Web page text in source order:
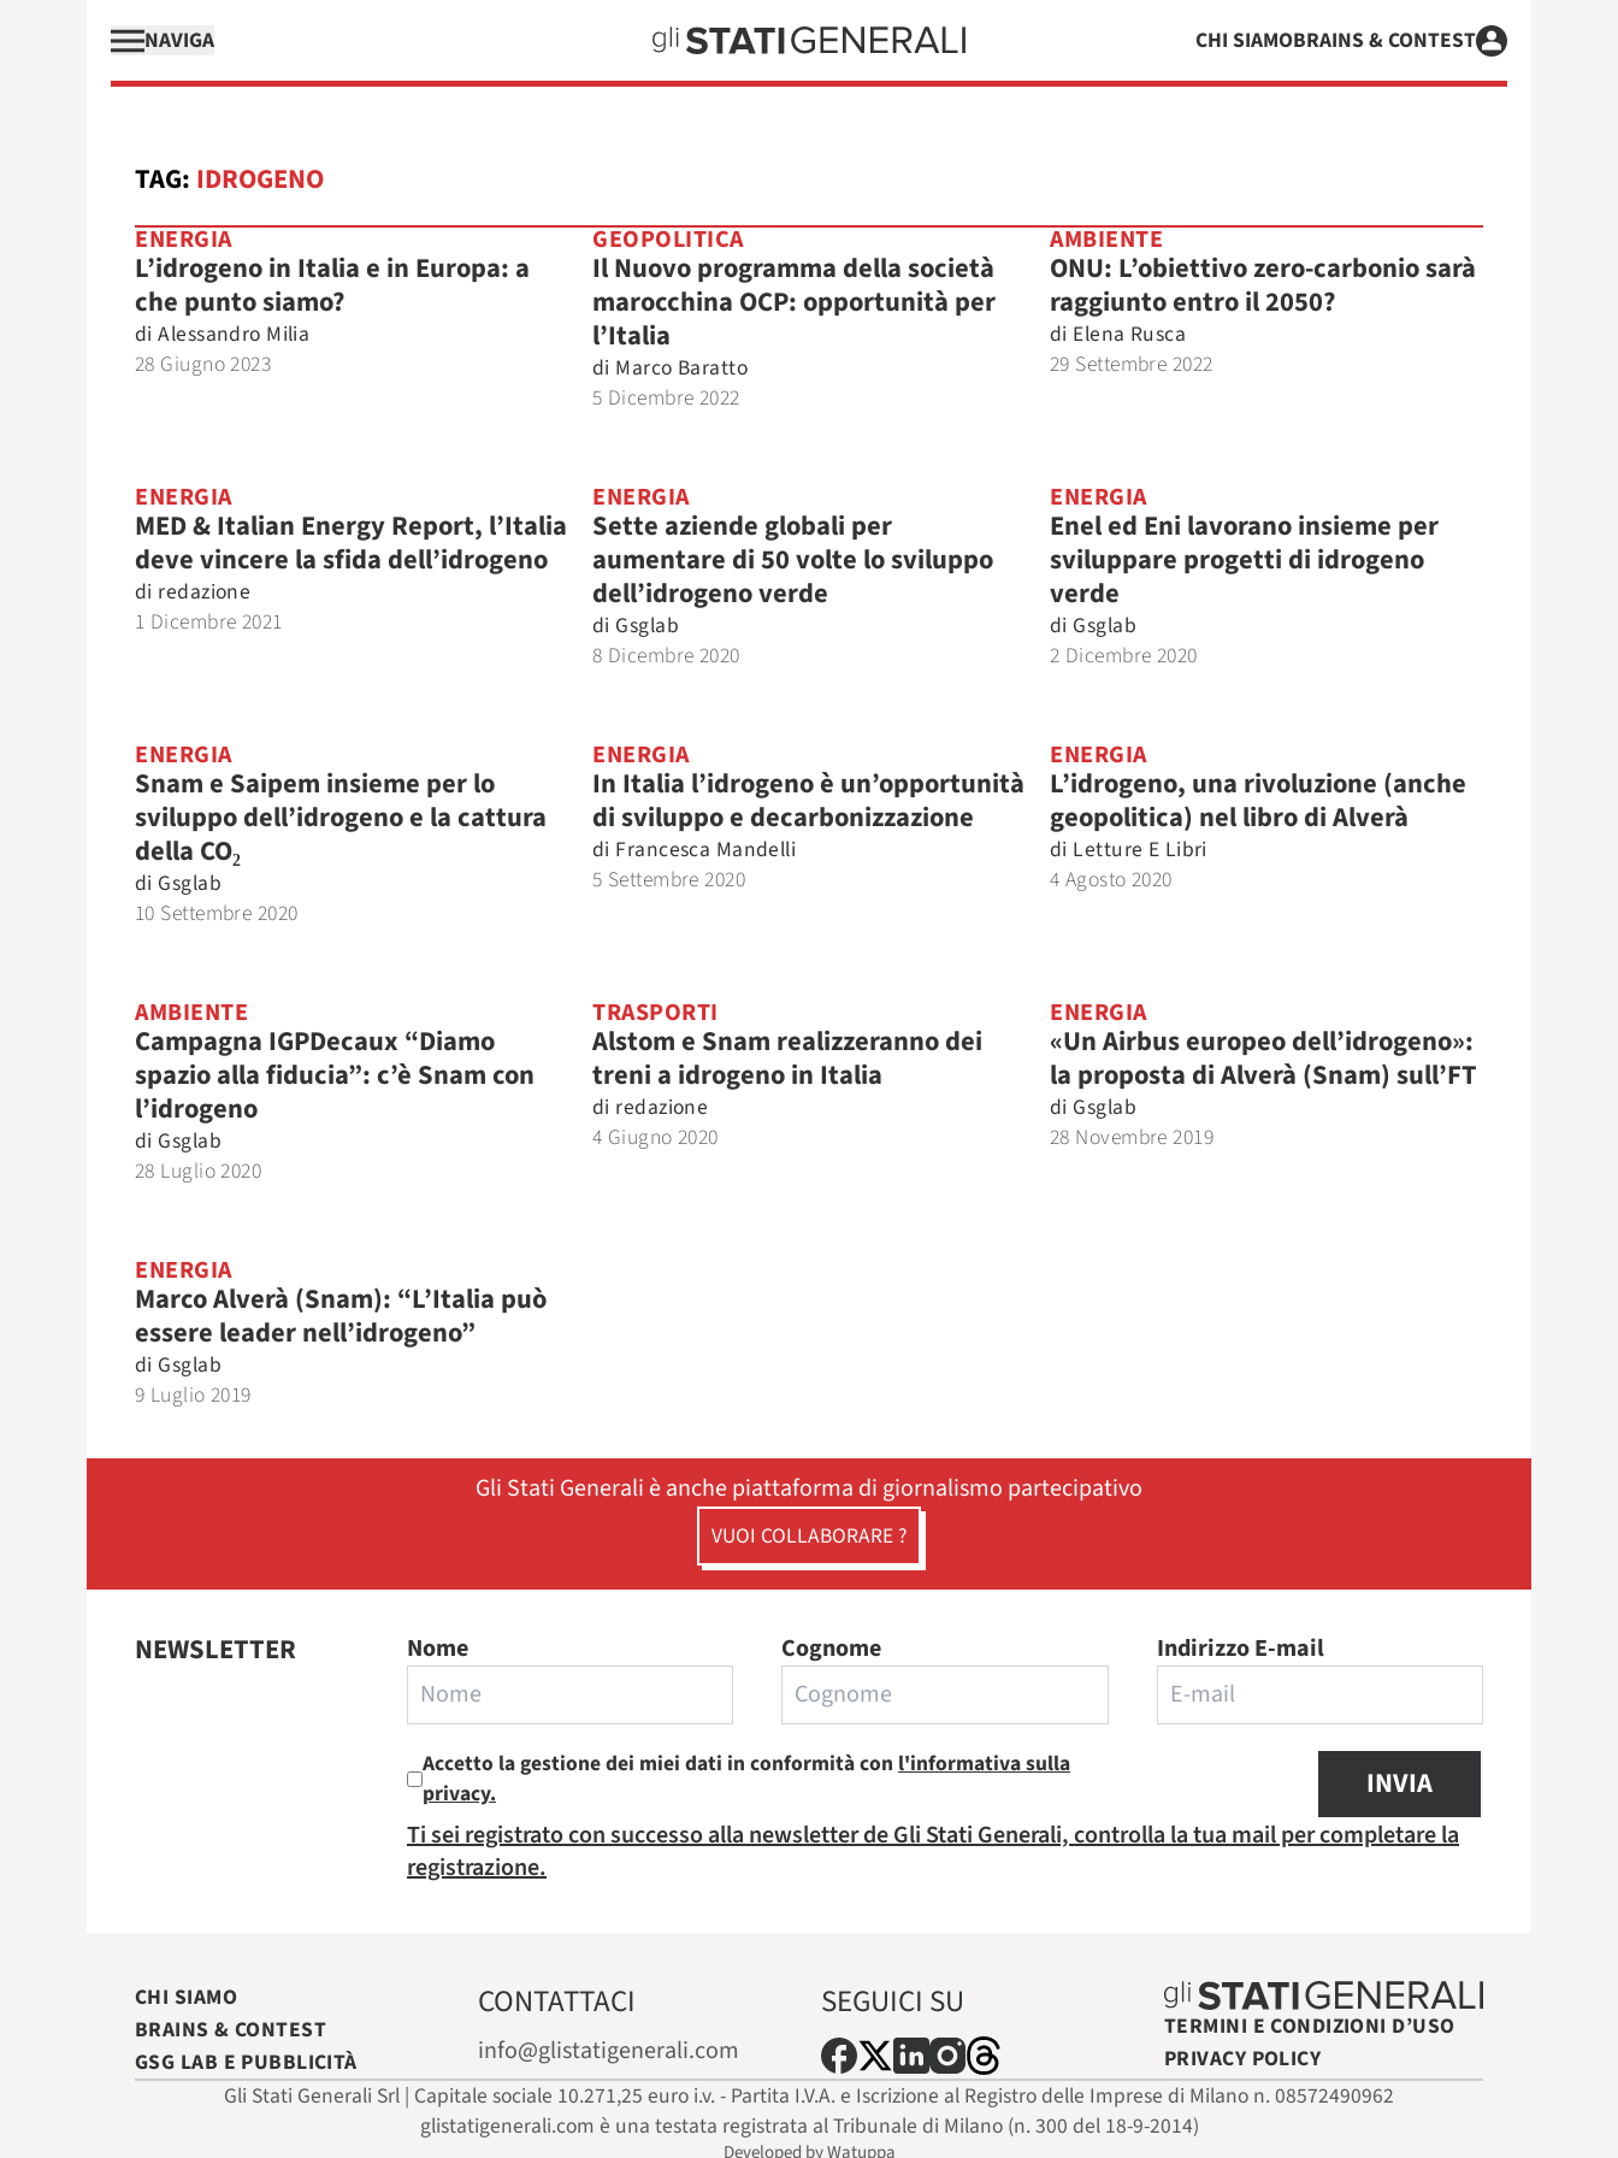
NAVIGA CHI SIAMOBRAINS & CONTEST
TAG: IDROGENO
ENERGIA
L’idrogeno in Italia e in Europa: a
che punto siamo?
di Alessandro Milia
28 Giugno 2023
GEOPOLITICA
Il Nuovo programma della società
marocchina OCP: opportunità per
l’Italia
di Marco Baratto
5 Dicembre 2022
AMBIENTE
ONU: L’obiettivo zero-carbonio sarà
raggiunto entro il 2050?
di Elena Rusca
29 Settembre 2022
ENERGIA
MED & Italian Energy Report, l’Italia
deve vincere la sfida dell’idrogeno
di redazione
1 Dicembre 2021
ENERGIA
Sette aziende globali per
aumentare di 50 volte lo sviluppo
dell’idrogeno verde
di Gsglab
8 Dicembre 2020
ENERGIA
Enel ed Eni lavorano insieme per
sviluppare progetti di idrogeno
verde
di Gsglab
2 Dicembre 2020
ENERGIA
Snam e Saipem insieme per lo
sviluppo dell’idrogeno e la cattura
della CO₂
di Gsglab
10 Settembre 2020
ENERGIA
In Italia l’idrogeno è un’opportunità
di sviluppo e decarbonizzazione
di Francesca Mandelli
5 Settembre 2020
ENERGIA
L’idrogeno, una rivoluzione (anche
geopolitica) nel libro di Alverà
di Letture E Libri
4 Agosto 2020
AMBIENTE
Campagna IGPDecaux “Diamo
spazio alla fiducia”: c’è Snam con
l’idrogeno
di Gsglab
28 Luglio 2020
TRASPORTI
Alstom e Snam realizzeranno dei
treni a idrogeno in Italia
di redazione
4 Giugno 2020
ENERGIA
«Un Airbus europeo dell’idrogeno»:
la proposta di Alverà (Snam) sull’FT
di Gsglab
28 Novembre 2019
ENERGIA
Marco Alverà (Snam): “L’Italia può
essere leader nell’idrogeno”
di Gsglab
9 Luglio 2019
Gli Stati Generali è anche piattaforma di giornalismo partecipativo
VUOI COLLABORARE ?
NEWSLETTER Nome Cognome Indirizzo E-mail
Accetto la gestione dei miei dati in conformità con l'informativa sulla
privacy.
INVIA
Ti sei registrato con successo alla newsletter de Gli Stati Generali, controlla la tua mail per completare la
registrazione.
CHI SIAMO
BRAINS & CONTEST
GSG LAB E PUBBLICITÀ
CONTATTACI
info@glistatigenerali.com
SEGUICI SU
TERMINI E CONDIZIONI D’USO
PRIVACY POLICY
Gli Stati Generali Srl | Capitale sociale 10.271,25 euro i.v. - Partita I.V.A. e Iscrizione al Registro delle Imprese di Milano n. 08572490962
glistatigenerali.com è una testata registrata al Tribunale di Milano (n. 300 del 18-9-2014)
Developed by Watuppa